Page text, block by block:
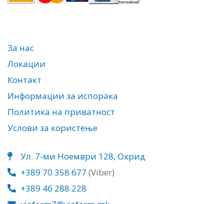
За нас
Локации
Контакт
Информации за испорака
Политика на приватност
Услови за користење
Ул. 7-ми Ноември 128, Охрид
+389 70 358 677 (Viber)
+389 46 288 228